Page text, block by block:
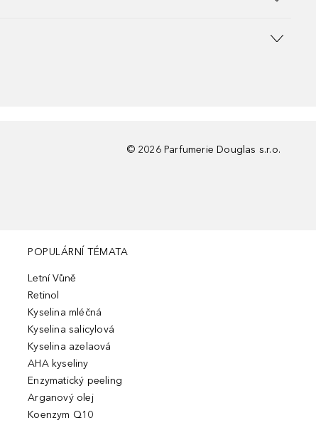
© 2026 Parfumerie Douglas s.r.o.
POPULÁRNÍ TÉMATA
Letní Vůně
Retinol
Kyselina mléčná
Kyselina salicylová
Kyselina azelaová
AHA kyseliny
Enzymatický peeling
Arganový olej
Koenzym Q10